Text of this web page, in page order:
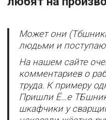
Может они
людьми и
На нашем сайте
комментариев о
труда. К примеру
Пришли Ё…е
шкафчики у